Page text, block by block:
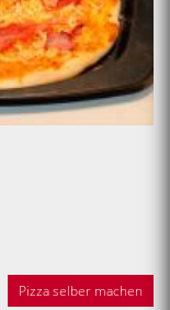
Pizza selber machen